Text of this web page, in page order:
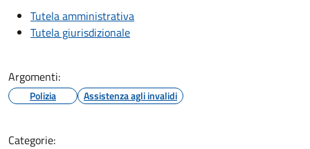
Tutela amministrativa
Tutela giurisdizionale
Argomenti:
Polizia Assistenza agli invalidi
Categorie: